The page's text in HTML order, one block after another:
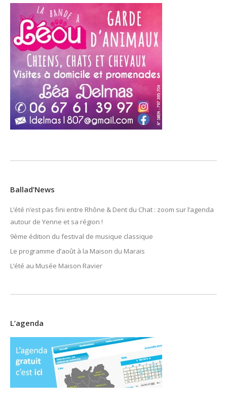
Ballad’News
L’été n’est pas fini entre Rhône & Dent du Chat : zoom sur l’agenda
autour de Yenne et sa région !
9ème édition du festival de musique classique
Le programme d’août à la Maison du Marais
L’été au Musée Maison Ravier
L’agenda